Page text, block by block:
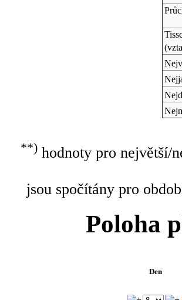
**)hodnoty pro největší/
jsou spočítány pro
Poloha
Den